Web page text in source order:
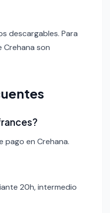
descargables. Para
Crehana son
pago en Crehana.
20h, intermedio